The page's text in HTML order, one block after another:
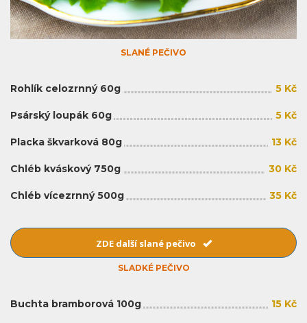
SLANÉ PEČIVO
Rohlík celozrnný 60g 5 Kč
Psárský loupák 60g 5 Kč
Placka škvarková 80g 13 Kč
Chléb kváskový 750g 30 Kč
Chléb vícezrnný 500g 35 Kč
ZDE další slané pečivo
SLADKÉ PEČIVO
Buchta bramborová 100g 15 Kč